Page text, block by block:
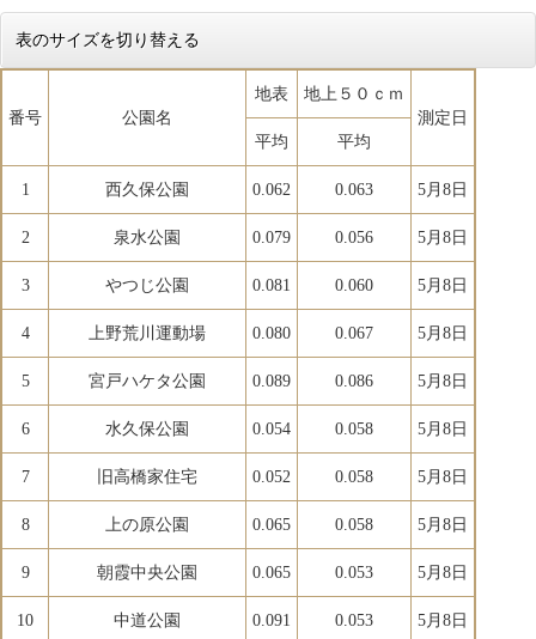
表のサイズを切り替える
番号 公園名
地表
地上５０ｃｍ
測定日
平均
平均
1 西久保公園 0.062 0.063 5月8日
2 泉水公園 0.079 0.056 5月8日
3 やつじ公園 0.081 0.060 5月8日
4 上野荒川運動場 0.080 0.067 5月8日
5 宮戸ハケタ公園 0.089 0.086 5月8日
6 水久保公園 0.054 0.058 5月8日
7 旧高橋家住宅 0.052 0.058 5月8日
8 上の原公園 0.065 0.058 5月8日
9 朝霞中央公園 0.065 0.053 5月8日
10 中道公園 0.091 0.053 5月8日